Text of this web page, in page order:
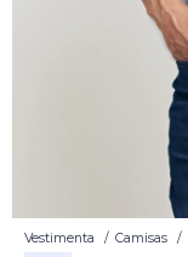
Vestimenta Camisas